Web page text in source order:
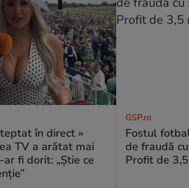
în direct »
TV a arătat mai
fi dorit: „Știe ce
GSP.ro
Fostul
de fraudă
Profit de